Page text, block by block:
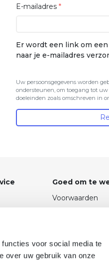
voor social media te
over uw gebruik van onze
E-mailadres*
Er wordt een link om
naar je e-mailadres
Uw persoonsgegevens worden
ondersteunen, om toegang tot
doeleinden zoals omschreven in
Goed om te
Voorwaarden